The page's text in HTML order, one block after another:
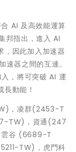
AI 及高效能運算
邦指出，進入 AI
，因此加入加速器
器之間的互連。
，將可突破 AI 運
動能！
，凌群(2453-T
TW)，資通(247
雲谷 (6689-T
TW)，虎門科